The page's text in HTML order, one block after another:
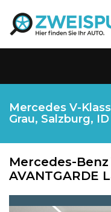
Mercedes V-
Grau, Salzburg,
Mercedes-Benz
AVANTGARDE